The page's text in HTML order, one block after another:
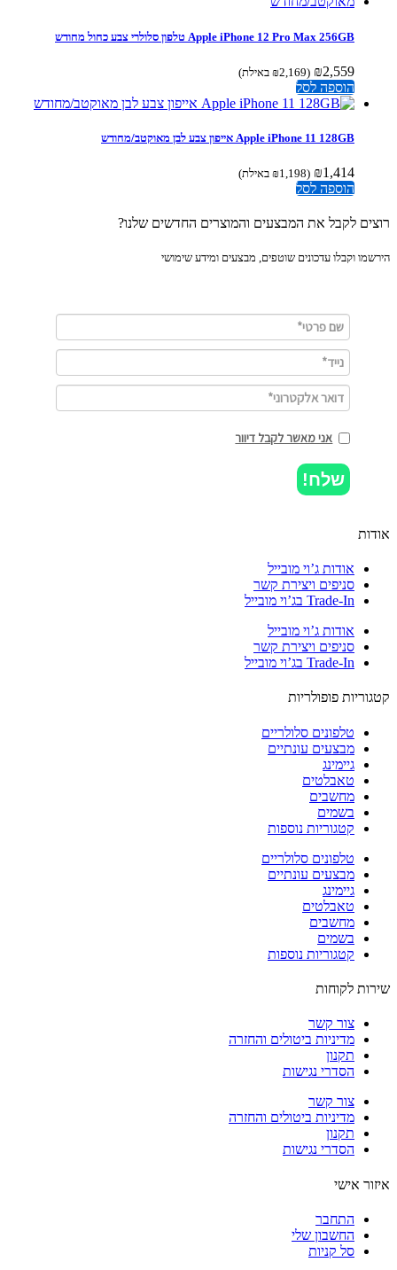
Apple iPhone 12 Pro Max 256GB טלפון סלולרי צבע כחול מחודש
₪2,559
(
₪2,169 באילת)
הוספה לסל
Apple iPhone 11 128GB אייפון צבע לבן מאוקטב/מחודש
₪1,414
(
₪1,198 באילת)
הוספה לסל
לקבל את המבצעים והמוצרים החדשים שלנו?
וקבלו עדכונים שוטפים, מבצעים ומידע שימושי
אני מאשר לקבל דיוור
שלח!
אודות ג’וי מובייל
סניפים ויצירת קשר
Trade-In בג’וי מובייל
אודות ג’וי מובייל
סניפים ויצירת קשר
Trade-In בג’וי מובייל
פופולריות
טלפונים סלולריים
מבצעים עונתיים
גיימינג
טאבלטים
מחשבים
בשמים
קטגוריות נוספות
טלפונים סלולריים
מבצעים עונתיים
גיימינג
טאבלטים
מחשבים
בשמים
קטגוריות נוספות
לקוחות
צור קשר
מדיניות ביטולים והחזרה
תקנון
הסדרי נגישות
צור קשר
מדיניות ביטולים והחזרה
תקנון
הסדרי נגישות
אישי
התחבר
החשבון שלי
סל קניות